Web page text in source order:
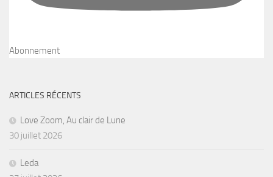
Abonnement
ARTICLES RÉCENTS
Love Zoom, Au clair de Lune
30 juillet 2026
Leda